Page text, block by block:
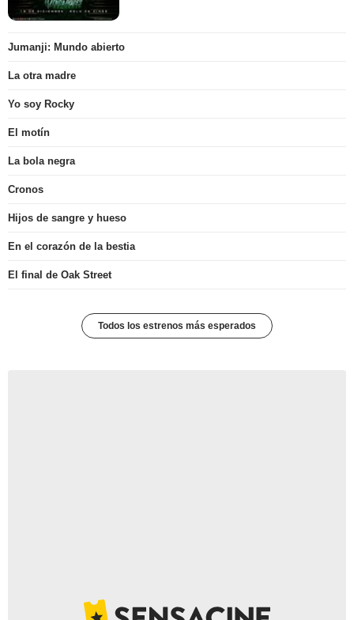
Jumanji: Mundo abierto
La otra madre
Yo soy Rocky
El motín
La bola negra
Cronos
Hijos de sangre y hueso
En el corazón de la bestia
El final de Oak Street
Todos los estrenos más esperados